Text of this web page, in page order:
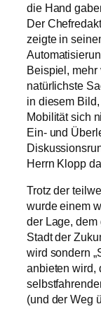
die Hand
Der
zeigte in
Beispiel, mehr
natürlichste
in diesem
Mobilität sich
Ein- und
Herrn Klopp
Trotz der
wurde einem
der Lage,
Stadt der
wird sondern
anbieten wird,
(und der Weg